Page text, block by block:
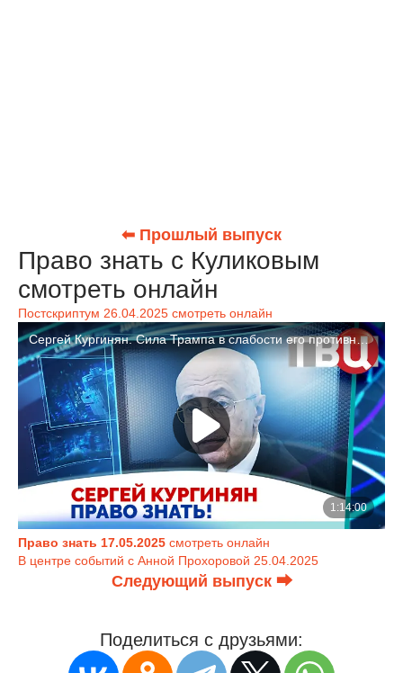
⬅ Прошлый выпуск
Право знать с Куликовым
смотреть онлайн
Постскриптум 26.04.2025 смотреть онлайн
Право знать 17.05.2025 смотреть онлайн
В центре событий с Анной Прохоровой 25.04.2025
Следующий выпуск ⮕
Поделиться с друзьями: